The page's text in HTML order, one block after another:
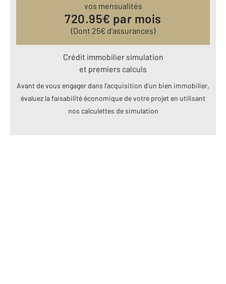
vos mensualités
720.95€ par mois
(Dont 25€ d’assurances)
Crédit immobilier simulation
et premiers calculs
Avant de vous engager dans l’acquisition d’un bien immobilier,
évaluez la faisabilité économique de votre projet en utilisant
nos calculettes de simulation